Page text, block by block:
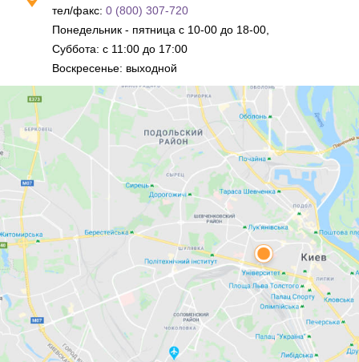
тел/факс: 0 (800) 307-720
Понедельник - пятница с 10-00 до 18-00,
Суббота: с 11:00 до 17:00
Воскресенье: выходной